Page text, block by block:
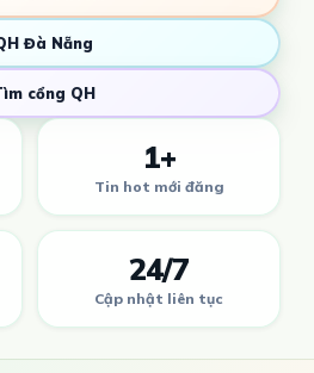
Đà Nẵng
cổng QH
1+
Tin hot mới đăng
24/7
Cập nhật liên tục